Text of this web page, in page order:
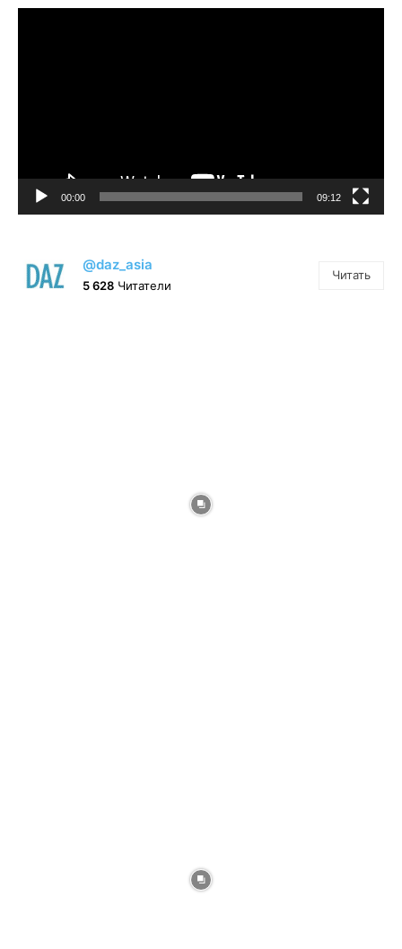
00:00 09:12
@daz_asia
5 628 Читатели
Читать